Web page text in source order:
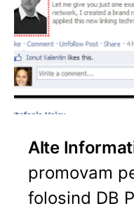
Alte
promovam
folosind DB